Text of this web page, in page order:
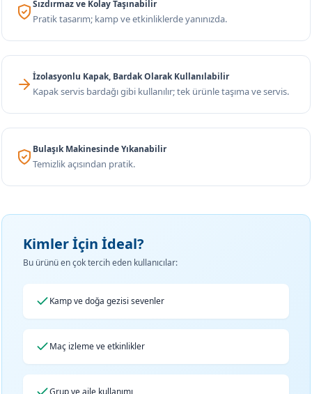
Sızdırmaz ve Kolay Taşınabilir
Pratik tasarım; kamp ve etkinliklerde yanınızda.
İzolasyonlu Kapak, Bardak Olarak Kullanılabilir
Kapak servis bardağı gibi kullanılır; tek ürünle taşıma ve servis.
Bulaşık Makinesinde Yıkanabilir
Temizlik açısından pratik.
Kimler İçin İdeal?
Bu ürünü en çok tercih eden kullanıcılar:
Kamp ve doğa gezisi sevenler
Maç izleme ve etkinlikler
Grup ve aile kullanımı